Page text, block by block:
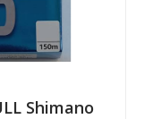
Shimano